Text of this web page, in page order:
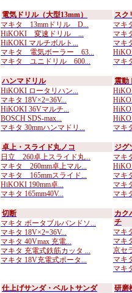
電気ドリル（大型13mm）
マキタ 13mmドリル D...
HiKOKI 変速ドリル ...
HiKOKI マルチボルト...
マキタ 電気ボーラー 63...
マキタ ユニドリル 600...
スク
マキ
マキ
マキ
マキ
ハンマドリル
HiKOKI ロータリハン...
マキタ 18V×2=36V...
HiKOKI 36Vマルチ...
BOSCH SDS-max...
マキタ 30mmハンマドリ...
震動
マキ
卓上・スライド丸ノコ
日立 260卓上スライド丸...
マキタ 260mm卓上マル...
マキタ 165mmスライド...
HiKOKI 190mm卓...
マキタ 165mm40V...
ジグ
マキ
マキ
マキ
マキ
切断
マキタ ポータブルバンドソ...
マキタ 18V×2=36V...
マキタ 40Vmax 充電...
マキタ 充電式鉄筋カッタ ...
マキタ 18V充電式ポータ...
カク
チ
マキ
マキ
京セ
マキ
マキ
仕上げサンダ・ベルトサンダ
研磨